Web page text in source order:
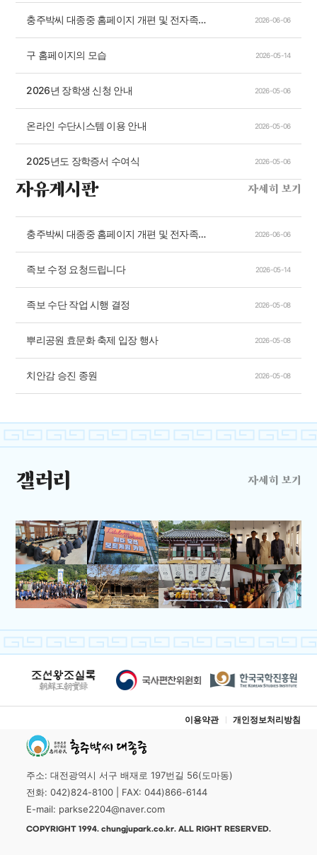
충주박씨 대종중 홈페이지 개편 및 전자족보 수단 완료 2026-06-06
구 홈페이지의 모습 2026-05-14
2026년 장학생 신청 안내 2026-05-06
온라인 수단시스템 이용 안내 2026-05-06
2025년도 장학증서 수여식 2026-05-06
자유게시판 자세히 보기
충주박씨 대종중 홈페이지 개편 및 전자족보 수단 완료 2026-06-06
족보 수정 요청드립니다 2026-05-14
족보 수단 작업 시행 결정 2026-05-08
뿌리공원 효문화 축제 입장 행사 2026-05-08
치안감 승진 종원 2026-05-08
갤러리 자세히 보기
이용약관 개인정보처리방침
주소: 대전광역시 서구 배재로 197번길 56(도마동)
전화: 042)824-8100 | FAX: 044)866-6144
E-mail: parkse2204@naver.com
COPYRIGHT 1994. chungjupark.co.kr. ALL RIGHT RESERVED.